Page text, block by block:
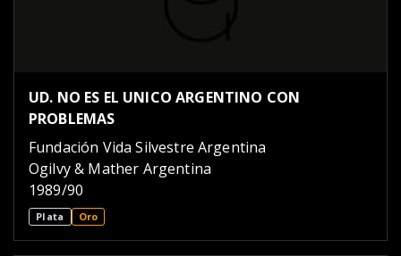
UD. NO ES EL UNICO ARGENTINO CON
PROBLEMAS
Fundación Vida Silvestre Argentina
Ogilvy & Mather Argentina
1989/90
Plata Oro